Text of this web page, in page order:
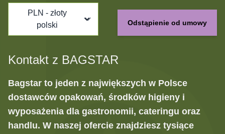
PLN - złoty
polski
Odstąpienie od umowy
Kontakt z BAGSTAR
Bagstar to jeden z największych w Polsce
dostawców opakowań, środków higieny i
wyposażenia dla gastronomii, cateringu oraz
handlu. W naszej ofercie znajdziesz tysiące